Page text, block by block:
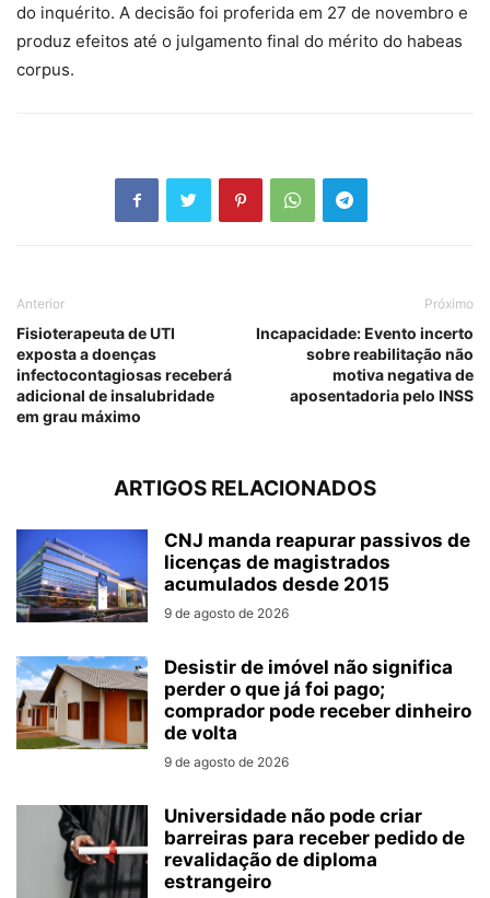
do inquérito. A decisão foi proferida em 27 de novembro e
produz efeitos até o julgamento final do mérito do habeas
corpus.
Anterior
Fisioterapeuta de UTI
exposta a doenças
infectocontagiosas receberá
adicional de insalubridade
em grau máximo
Próximo
Incapacidade: Evento incerto
sobre reabilitação não
motiva negativa de
aposentadoria pelo INSS
ARTIGOS RELACIONADOS
CNJ manda reapurar passivos de
licenças de magistrados
acumulados desde 2015
9 de agosto de 2026
Desistir de imóvel não significa
perder o que já foi pago;
comprador pode receber dinheiro
de volta
9 de agosto de 2026
Universidade não pode criar
barreiras para receber pedido de
revalidação de diploma
estrangeiro